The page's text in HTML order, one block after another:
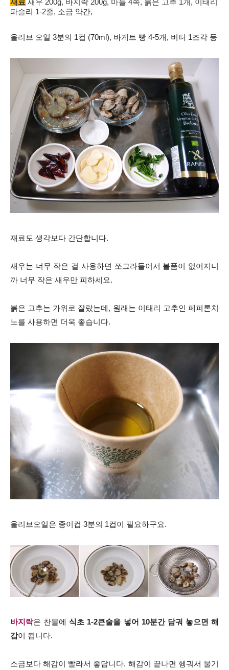
재료 새우 200g, 바지락 200g, 마늘 4쪽, 붉은 고추 1개, 이태리
파슬리 1-2줄, 소금 약간,
올리브 오일 3분의 1컵 (70ml), 바게트 빵 4-5개, 버터 1조각 등
재료도 생각보다 간단합니다.
새우는 너무 작은 걸 사용하면 쪼그라들어서 볼품이 없어지니
까 너무 작은 새우만 피하세요.
붉은 고추는 가위로 잘랐는데, 원래는 이태리 고추인 페퍼론치
노를 사용하면 더욱 좋습니다.
올리브오일은 종이컵 3분의 1컵이 필요하구요.
바지락은 찬물에 식초 1-2큰술을 넣어 10분간 담궈 놓으면 해
감이 됩니다.
소금보다 해감이 빨라서 좋답니다. 해감이 끝나면 헹궈서 물기